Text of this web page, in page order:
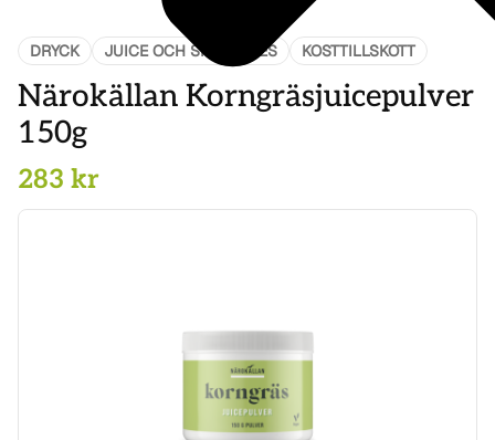
DRYCK JUICE OCH SMOOTHIES KOSTTILLSKOTT
Närokällan Korngräsjuicepulver
150g
283 kr